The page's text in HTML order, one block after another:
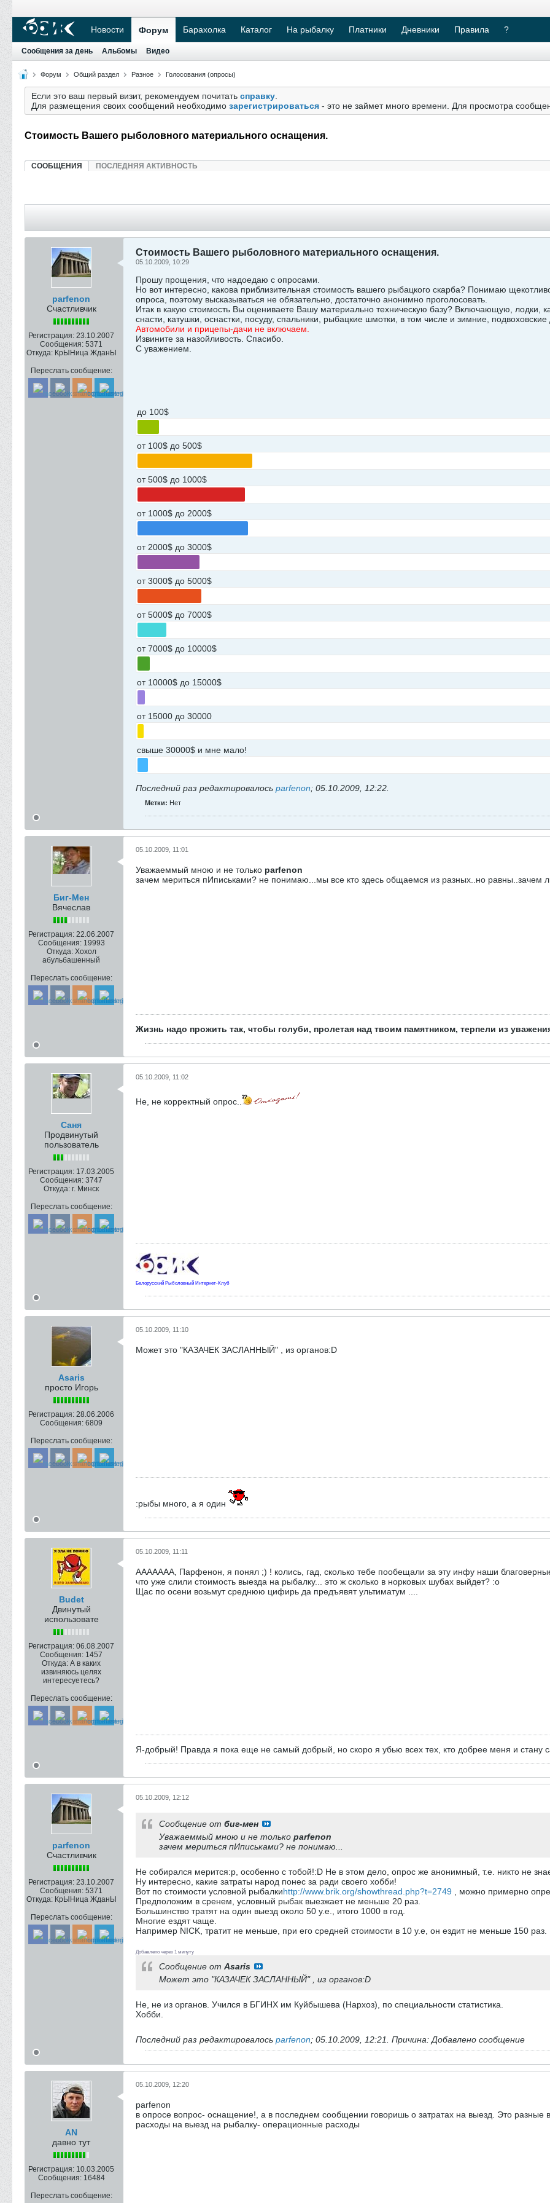
Новости Форум Барахолка Каталог На рыбалку Платники Дневники Правила ?
Сообщения за день Альбомы Видео
Форум Общий раздел Разное Голосования (опросы)
Если это ваш первый визит, рекомендуем почитать справку
Для размещения своих сообщений необходимо зарегистрироваться - это не займет много времени. Для просмотра
Стоимость Вашего рыболовного материального оснащения.
СООБЩЕНИЯ ПОСЛЕДНЯЯ АКТИВНОСТЬ
parfenon
Счастливчик
Регистрация: 23.10.2007
Сообщения: 5371
Откуда: КрЫНица ЖданЫ
Переслать сообщение:
Стоимость Вашего рыболовного материального оснащения.
05.10.2009, 10:29
Прошу прощения, что надоедаю с опросами.
Но вот интересно, какова приблизительная стоимость вашего рыбацкого скарба? Понимаю
опроса, поэтому высказываться не обязательно, достаточно анонимно проголосовать.
Итак в какую стоимость Вы оцениваете Вашу материально техническую базу? Включающую, лодки,
снасти, катушки, оснастки, посуду, спальники, рыбацкие шмотки, в том числе и зимние,
Автомобили и прицепы-дачи не включаем.
Извините за назойливость. Спасибо.
С уважением.
до 100$
от 100$ до 500$
от 500$ до 1000$
от 1000$ до 2000$
от 2000$ до 3000$
от 3000$ до 5000$
от 5000$ до 7000$
от 7000$ до 10000$
от 10000$ до 15000$
от 15000 до 30000
свыше 30000$ и мне мало!
Последний раз редактировалось parfenon; 05.10.2009, 12:22
Метки: Нет
Биг-Мен
Вячеслав
Регистрация: 22.06.2007
Сообщения: 19993
Откуда: Хохол
абульбашенный
Переслать сообщение:
05.10.2009, 11:01
Уважаеммый мною и не только parfenon
зачем мериться пИписьками? не понимаю...мы все кто здесь общаемся из разных..но
Жизнь надо прожить так, чтобы голуби, пролетая над твоим памятником, терпели из
Саня
Продвинутый
пользователь
Регистрация: 17.03.2005
Сообщения: 3747
Откуда: г. Минск
Переслать сообщение:
05.10.2009, 11:02
Не, не корректный опрос..
Белорусский Рыболовный Интернет-Клуб
Asaris
просто Игорь
Регистрация: 28.06.2006
Сообщения: 6809
Переслать сообщение:
05.10.2009, 11:10
Может это "КАЗАЧЕК ЗАСЛАННЫЙ" , из органов:D
:рыбы много, а я один
Budet
Двинутый
использовате
Регистрация: 06.08.2007
Сообщения: 1457
Откуда: А в каких
извиняюсь целях
интересуетесь?
Переслать сообщение:
05.10.2009, 11:11
ААААААА, Парфенон, я понял ;) ! колись, гад, сколько тебе пообещали за эту инфу наши
что уже слили стоимость выезда на рыбалку... это ж сколько в норковых шубах выйдет? :o
Щас по осени возьмут среднюю цифирь да предъявят ультиматум ....
Я-добрый! Правда я пока еще не самый добрый, но скоро я убью всех тех, кто добрее меня и
parfenon
Счастливчик
Регистрация: 23.10.2007
Сообщения: 5371
Откуда: КрЫНица ЖданЫ
Переслать сообщение:
05.10.2009, 12:12
Сообщение от биг-мен
Уважаеммый мною и не только parfenon
зачем мериться пИписьками? не понимаю...
Не собирался мерится:p, особенно с тобой!:D Не в этом дело, опрос же анонимный, т.е. никто не
Ну интересно, какие затраты народ понес за ради своего хобби!
Вот по стоимости условной рыбалкиhttp://www.brik.org/showthread.php?t=2749 , можно примерно
Предположим в сренем, условный рыбак выезжает не меньше 20 раз.
Большинство тратят на один выезд около 50 у.е., итого 1000 в год.
Многие ездят чаще.
Например NICK, тратит не меньше, при его средней стоимости в 10 у.е, он ездит не меньше 150 раз.
Добавлено через 1 минуту
Сообщение от Asaris
Может это "КАЗАЧЕК ЗАСЛАННЫЙ" , из органов:D
Не, не из органов. Учился в БГИНХ им Куйбышева (Нархоз), по специальности статистика.
Хобби.
Последний раз редактировалось parfenon; 05.10.2009, 12:21 Причина: Добавлено сообщение
AN
давно тут
Регистрация: 10.03.2005
Сообщения: 16484
Переслать сообщение:
05.10.2009, 12:20
parfenon
в опросе вопрос- оснащение!, а в последнем сообщении говоришь о затратах на выезд. Это
расходы на выезд на рыбалку- операционные расходы